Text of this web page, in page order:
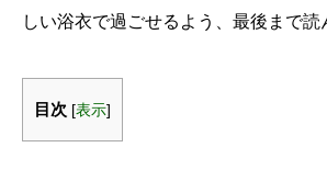
しい浴衣で過ごせるよう、最後まで読
目次 [表示]